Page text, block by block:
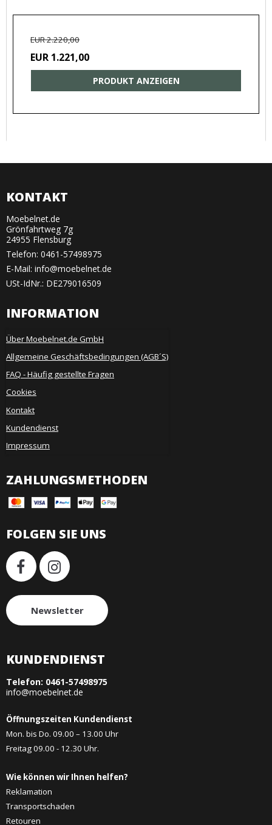
EUR 2.220,00
EUR 1.221,00
PRODUKT ANZEIGEN
KONTAKT
Moebelnet.de
Grönfahrtweg 7g
24955 Flensburg
Telefon: 0461-57498975
E-Mail: info@moebelnet.de
USt-IdNr.: DE279016509
INFORMATION
Über Moebelnet.de GmbH
Allgemeine Geschäftsbedingungen (AGB´S)
FAQ - Häufig gestellte Fragen
Cookies
Kontakt
Kundendienst
Impressum
ZAHLUNGSMETHODEN
FOLGEN SIE UNS
Newsletter
KUNDENDIENST
Telefon: 0461-57498975
info@moebelnet.de
Öffnungszeiten Kundendienst
Mon. bis Do. 09.00 – 13.00 Uhr
Freitag 09.00 - 12.30 Uhr.
Wie können wir Ihnen helfen?
Reklamation
Transportschaden
Retouren